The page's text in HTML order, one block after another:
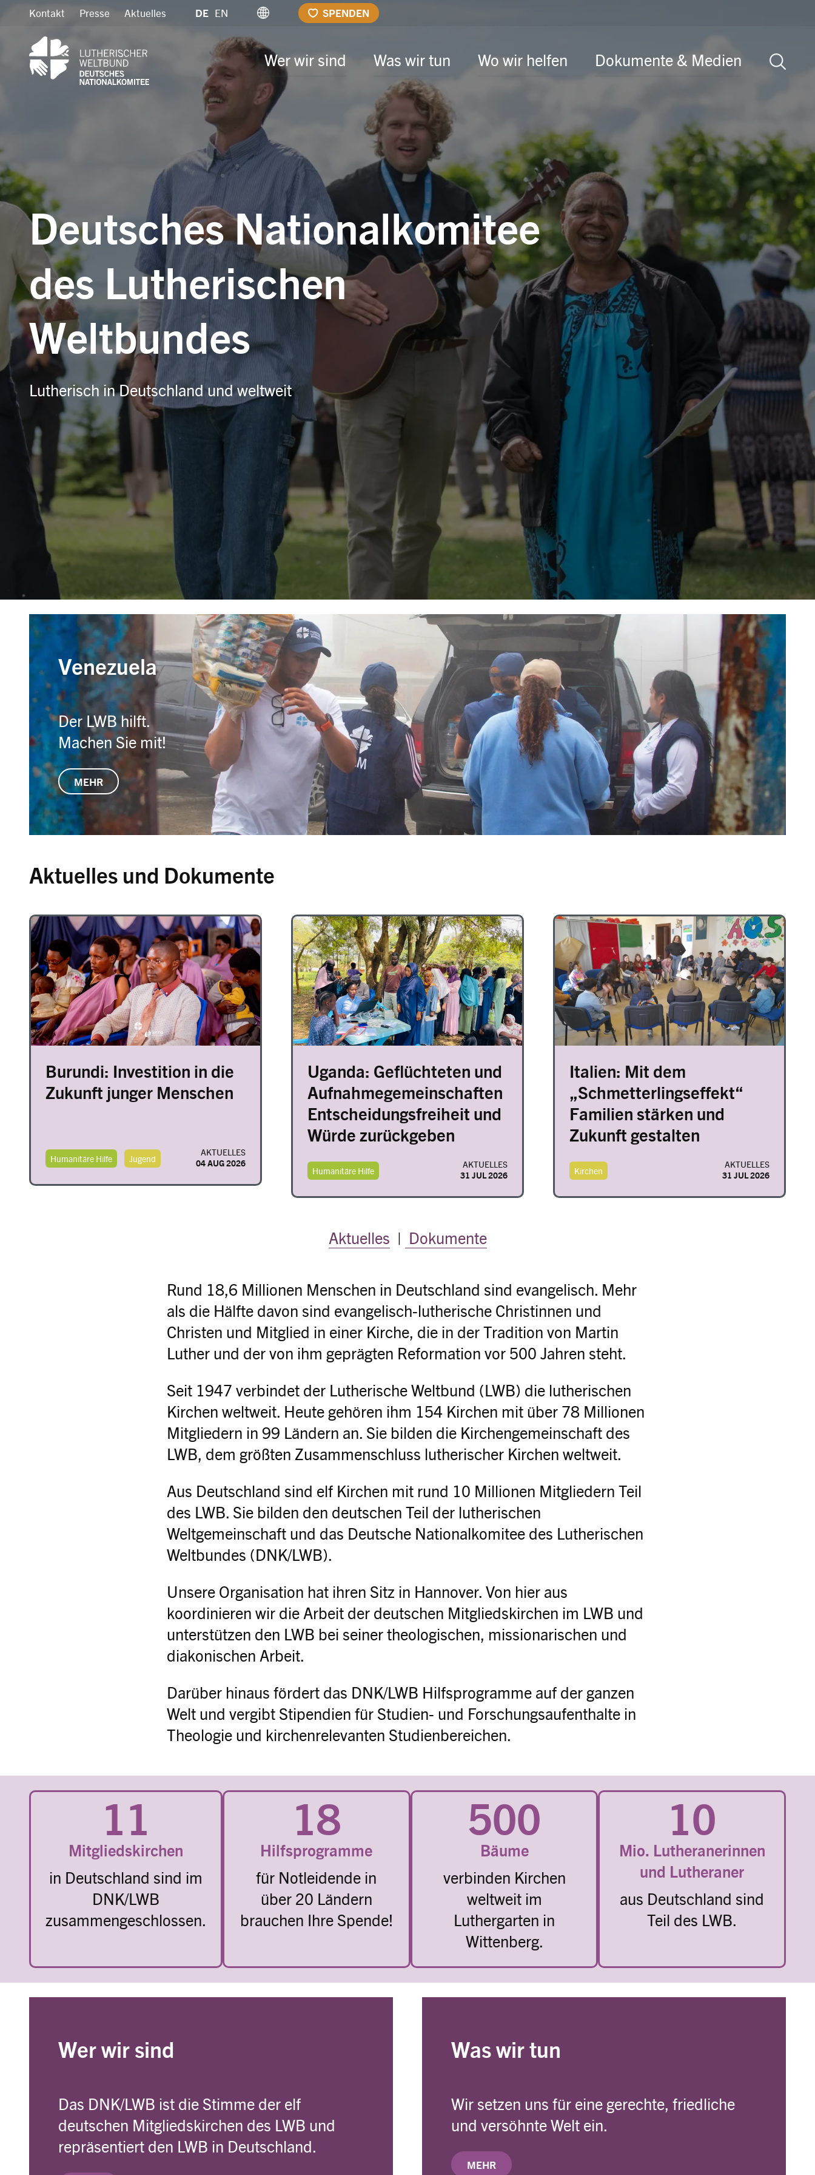
Direkt
Inhalt
Kontakt Presse Aktuelles DE EN SPENDEN
Wer wir sind Was wir tun Wo wir helfen Dokumente & Medien
Deutsches Nationalkomitee
des Lutherischen
Weltbundes
Lutherisch in Deutschland und weltweit
Venezuela
Der LWB hilft.
Machen Sie mit!
MEHR
Aktuelles und Dokumente
Image
Burundi: Investition in die
Zukunft junger Menschen
Humanitäre Hilfe Jugend
AKTUELLES
04 AUG 2026
Image
Uganda: Geflüchteten und
Aufnahmegemeinschaften
Entscheidungsfreiheit und
Würde zurückgeben
Humanitäre Hilfe
AKTUELLES
31 JUL 2026
Image
Italien: Mit dem
„Schmetterlingseffekt“
Familien stärken und
Zukunft gestalten
Kirchen
AKTUELLES
31 JUL 2026
Aktuelles | Dokumente
Rund 18,6 Millionen Menschen in Deutschland sind evangelisch. Mehr
als die Hälfte davon sind evangelisch-lutherische Christinnen und
Christen und Mitglied in einer Kirche, die in der Tradition von Martin
Luther und der von ihm geprägten Reformation vor 500 Jahren steht.
Seit 1947 verbindet der Lutherische Weltbund (LWB) die lutherischen
Kirchen weltweit. Heute gehören ihm 154 Kirchen mit über 78 Millionen
Mitgliedern in 99 Ländern an. Sie bilden die Kirchengemeinschaft des
LWB, dem größten Zusammenschluss lutherischer Kirchen weltweit.
Aus Deutschland sind elf Kirchen mit rund 10 Millionen Mitgliedern Teil
des LWB. Sie bilden den deutschen Teil der lutherischen
Weltgemeinschaft und das Deutsche Nationalkomitee des Lutherischen
Weltbundes (DNK/LWB).
Unsere Organisation hat ihren Sitz in Hannover. Von hier aus
koordinieren wir die Arbeit der deutschen Mitgliedskirchen im LWB und
unterstützen den LWB bei seiner theologischen, missionarischen und
diakonischen Arbeit.
Darüber hinaus fördert das DNK/LWB Hilfsprogramme auf der ganzen
Welt und vergibt Stipendien für Studien- und Forschungsaufenthalte in
Theologie und kirchenrelevanten Studienbereichen.
11
Mitgliedskirchen
in Deutschland sind im
DNK/LWB
zusammengeschlossen.
18
Hilfsprogramme
für Notleidende in
über 20 Ländern
brauchen Ihre Spende!
500
Bäume
verbinden Kirchen
weltweit im
Luthergarten in
Wittenberg.
10
Mio. Lutheranerinnen
und Lutheraner
aus Deutschland sind
Teil des LWB.
Wer wir sind
Das DNK/LWB ist die Stimme der elf
deutschen Mitgliedskirchen des LWB und
repräsentiert den LWB in Deutschland.
Was wir tun
Wir setzen uns für eine gerechte, friedliche
und versöhnte Welt ein.
MEHR